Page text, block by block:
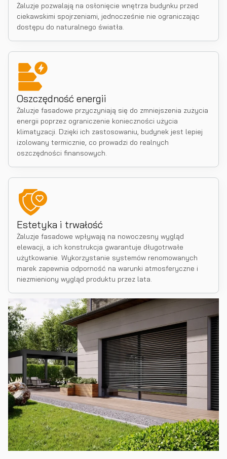
Żaluzje pozwalają na osłonięcie wnętrza budynku przed
ciekawskimi spojrzeniami, jednocześnie nie ograniczając
dostępu do naturalnego światła.
Oszczędność energii
Żaluzje fasadowe przyczyniają się do zmniejszenia zużycia
energii poprzez ograniczenie konieczności użycia
klimatyzacji. Dzięki ich zastosowaniu, budynek jest lepiej
izolowany termicznie, co prowadzi do realnych
oszczędności finansowych.
Estetyka i trwałość
Żaluzje fasadowe wpływają na nowoczesny wygląd
elewacji, a ich konstrukcja gwarantuje długotrwałe
użytkowanie. Wykorzystanie systemów renomowanych
marek zapewnia odporność na warunki atmosferyczne i
niezmieniony wygląd produktu przez lata.